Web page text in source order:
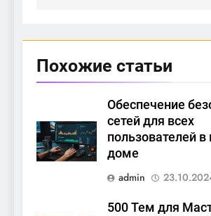
Похожие статьи
Обеспечение
сетей для всех
пользователей
доме
admin
500 Тем для